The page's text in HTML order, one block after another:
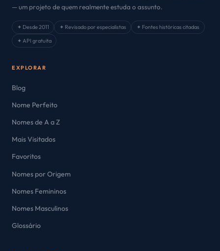
— um projeto de quem realmente estuda o assunto.
✦ Desde 2011 ✦ Revisado por especialistas
✦ Fontes históricas citadas
✦ API gratuita
EXPLORAR
Blog
Nome Perfeito
Nomes de A a Z
Mais Visitados
Favoritos
Nomes por Origem
Nomes Femininos
Nomes Masculinos
Glossário